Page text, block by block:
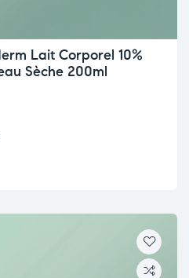
Lait Corporel 10%
Sèche 200ml